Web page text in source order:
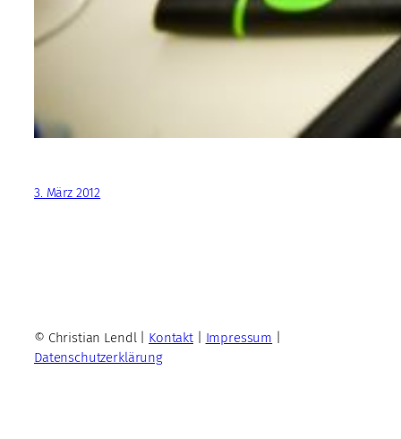
3. März 2012
© Christian Lendl | Kontakt| Impressum
Datenschutzerklärung